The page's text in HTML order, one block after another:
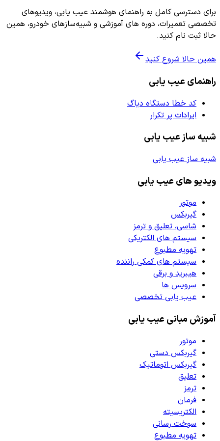
برای دسترسی کامل به راهنمای هوشمند عیب یابی، ویدیوهای
تخصصی تعمیرات، دوره های آموزشی و شبیه‌سازهای خودرو، همین
حالا ثبت نام کنید.
همین حالا شروع کنید
راهنمای عیب یابی
کد خطا دستگاه دیاگ
ایرادات پر تکرار
شبیه ساز عیب یابی
شبیه ساز عیب یابی
ویدیو های عیب یابی
موتور
گیربکس
شاسی، تعلیق و ترمز
سیستم های الکتریکی
تهویه مطبوع
سیستم های کمکی راننده
هیبرید و برقی
سرویس ها
عیب یابی تخصصی
آموزش مبانی عیب یابی
موتور
گیربکس دستی
گیربکس اتوماتیک
تعلیق
ترمز
فرمان
الکتریسیته
سوخت رسانی
تهویه مطبوع